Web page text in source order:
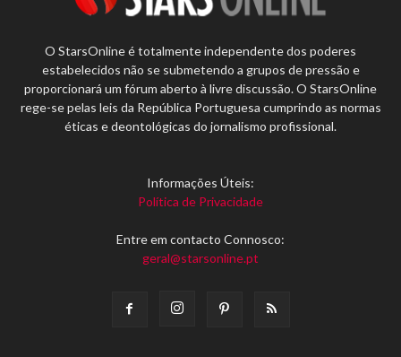
O StarsOnline é totalmente independente dos poderes
estabelecidos não se submetendo a grupos de pressão e
proporcionará um fórum aberto à livre discussão. O StarsOnline
rege-se pelas leis da República Portuguesa cumprindo as normas
éticas e deontológicas do jornalismo profissional.
Informações Úteis:
Política de Privacidade
Entre em contacto Connosco:
geral@starsonline.pt